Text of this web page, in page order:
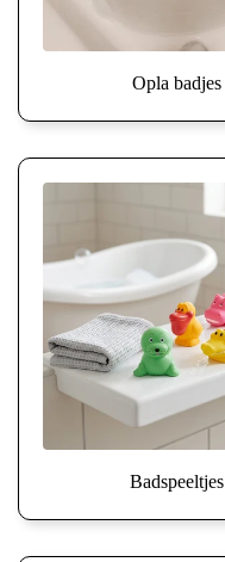
Opla badjes
Badspeeltjes